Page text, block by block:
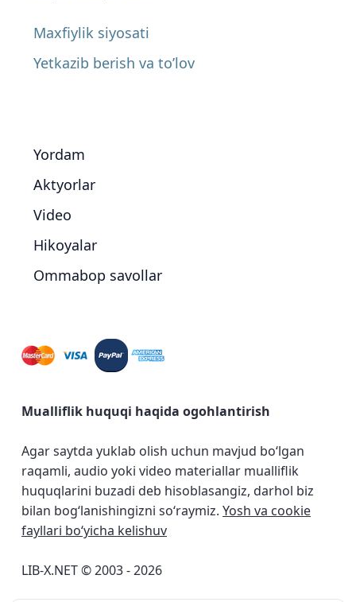
Maxfiylik siyosati
Yetkazib berish va to’lov
Yordam
Aktyorlar
Video
Hikoyalar
Ommabop savollar
Mualliflik huquqi haqida ogohlantirish
Agar saytda yuklab olish uchun mavjud bo‘lgan
raqamli, audio yoki video materiallar mualliflik
huquqlarini buzadi deb hisoblasangiz, darhol biz
bilan bog‘lanishingizni so‘raymiz. Yosh va cookie
fayllari bo‘yicha kelishuv
LIB-X.NET © 2003 - 2026